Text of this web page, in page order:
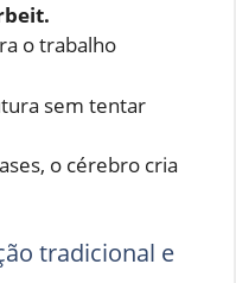
o trabalho
sem tentar
o cérebro cria
tradicional e